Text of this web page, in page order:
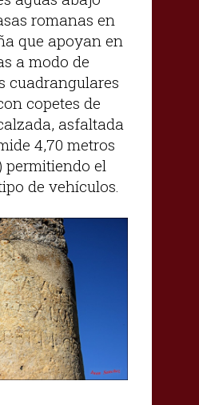
romanas en
que apoyan en
a modo de
cuadrangulares
copetes de
asfaltada
4,70 metros
permitiendo el
de vehículos.